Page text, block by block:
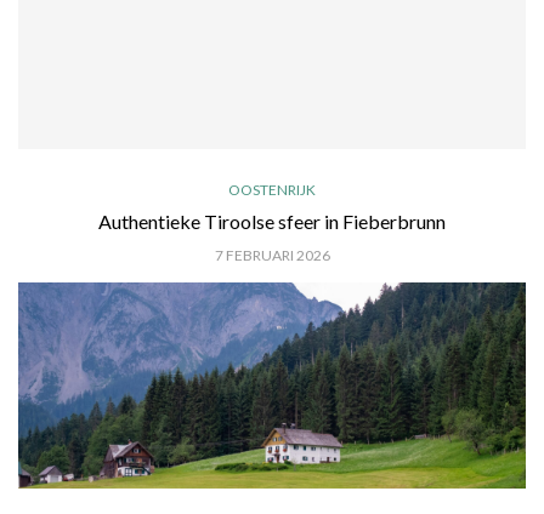
OOSTENRIJK
Authentieke Tiroolse sfeer in Fieberbrunn
7 FEBRUARI 2026